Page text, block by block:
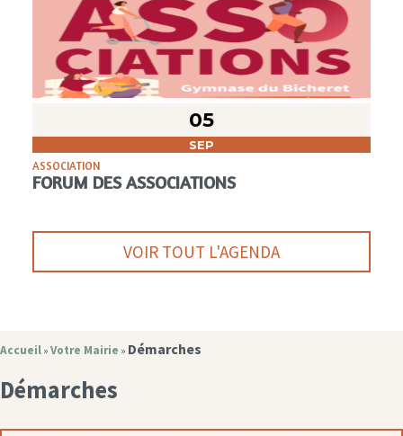
05
SEP
ASSOCIATION
FORUM DES ASSOCIATIONS
VOIR TOUT L'AGENDA
Accueil » Votre Mairie » Démarches
Démarches